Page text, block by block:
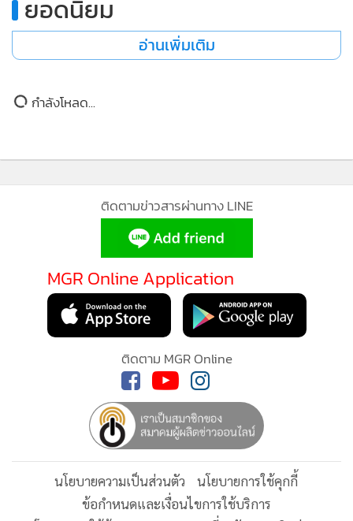
ฐานการเข้าถึงกลุ่มลูกค้า เพื่อส่งมอบประสบการณ์และสิทธิ
พิเศษที่ตอบโจทย์ไลฟ์สไตล์ผู้บริโภคสมัยใหม่
ลูกค้า แต่ยังเพิ่มโอกาสในการกลับมาใช้บริการซ้ำและสร้างความ
ตาร์บัคส์และเจซีบีในการส่งมอบคุณค่าและประสบการณ์ที่ดี
ภายใต้ความร่วมมือครั้งนี้ สมาชิกบัตรเจซีบีจะได้รับสิทธิพิเศษ
ภายใต้แคมเปญ “JCB Heal Jai Happy Days ซื้อเครื่องดื่ม 1
แก้ว ฟรี 1 แก้ว* ที่ร้านสตาร์บัคส์”
วันที่ 10, 20, 30 กรกฎาคม 2569 / วันที่ 10, 20, 30 สิงหาคม
2569 และวันที่ 10, 20, 30 กันยายน 2569
รายละเอียดโปรโมชัน:
ซื้อเครื่องดื่มสตาร์บัคส์ เมนูใด ขนาดใดก็ได้ รับฟรีเครื่องดื่มส
ตาร์บัคส์ ขนาด Tall (12 oz.) มูลค่าเท่ากันหรือต่ำกว่า สูงสุดไม่
เจซีบี สตาร์บัคส์
65
ยอดนิยม
ติดตามข่าวสารผ่านทาง LINE
MGR Online Application
ติดตาม MGR Online